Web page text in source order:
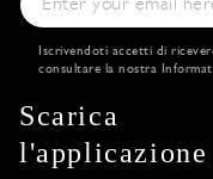
Iscrivendoti accetti di
consultare la nostra
Scarica
l'applicazione